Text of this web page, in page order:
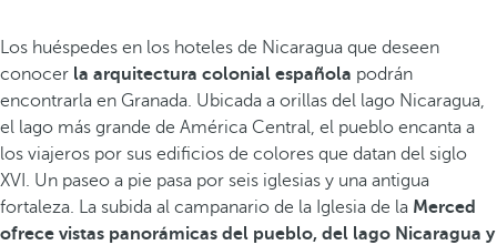
Los huéspedes en los hoteles de Nicaragua que deseen
conocer la arquitectura colonial española podrán
encontrarla en Granada. Ubicada a orillas del lago Nicaragua,
el lago más grande de América Central, el pueblo encanta a
los viajeros por sus edificios de colores que datan del siglo
XVI. Un paseo a pie pasa por seis iglesias y una antigua
fortaleza. La subida al campanario de la Iglesia de la Merced
ofrece vistas panorámicas del pueblo, del lago Nicaragua y